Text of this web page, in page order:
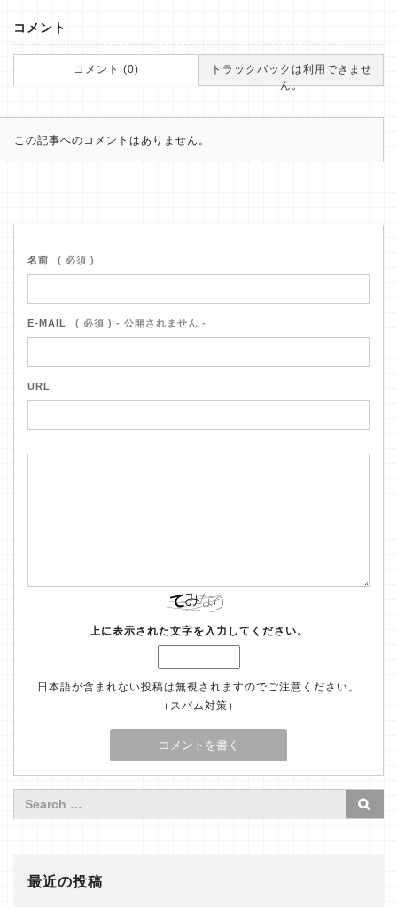
コメント
コメント (0)
トラックバックは利用できませ
ん。
この記事へのコメントはありません。
名前 ( 必須 )
E-MAIL ( 必須 ) - 公開されません -
URL
上に表示された文字を入力してください。
日本語が含まれない投稿は無視されますのでご注意ください。
（スパム対策）
最近の投稿